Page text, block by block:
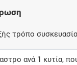
τρόπο
ανά 1 κυτία,